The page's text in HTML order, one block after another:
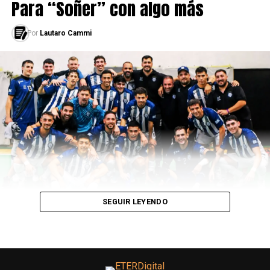
La maldición de Benfica
Para “Soñer” con algo más
Por Lautaro Cammi
SEGUIR LEYENDO